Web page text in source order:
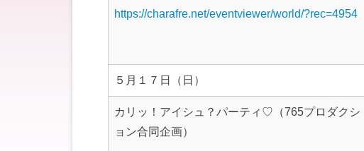
https://charafre.net/eventviewer/world/?rec=4954
５月１７日（日）
カリッ！アイシュ？パーティ♡（765プロダクシ
ョン合同企画）